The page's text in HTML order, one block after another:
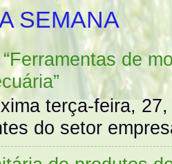
SEMANA
de
terça-feira,
do setor